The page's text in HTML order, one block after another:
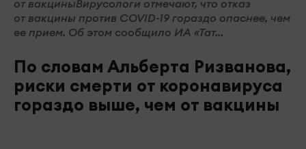
от вакциныВирусологи отмечают, что отказ
от вакцины против COVID-19 гораздо опаснее, чем
ее прием. Об этом сообщило ИА «Тат...
По словам Альберта Ризванова,
риски смерти от коронавируса
гораздо выше, чем от вакцины